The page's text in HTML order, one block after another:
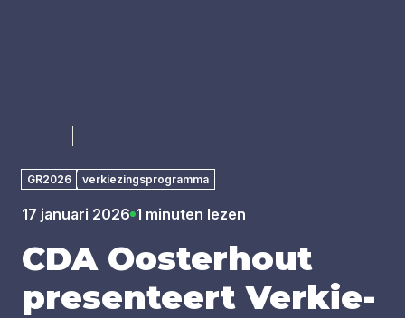
GR2026 verkiezingsprogramma
17 januari 2026 1 minuten lezen
CDAOos­ter­hout
pre­sen­teert Ver­kie­